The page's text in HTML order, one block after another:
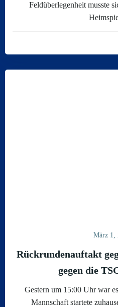
Feldüberlegenheit musste
März 1,
Rückrundenauftakt
gegen die
Gestern um 15:00 Uhr war
Mannschaft startete